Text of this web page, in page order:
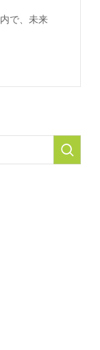
で、未来